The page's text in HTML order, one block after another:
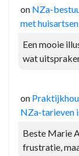
on NZa-
met
Een mooie
wat
on
NZa-tarieven
Beste Marie
frustratie,